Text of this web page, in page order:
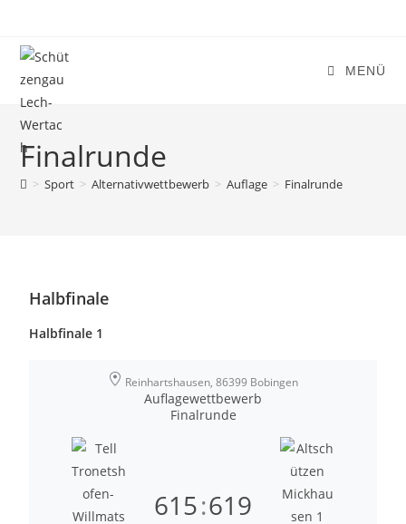
MENÜ
Finalrunde
> Sport > Alternativwettbewerb > Auflage > Finalrunde
Halbfinale
Halbfinale 1
Reinhartshausen, 86399 Bobingen
Auflagewettbewerb
Finalrunde
615:619